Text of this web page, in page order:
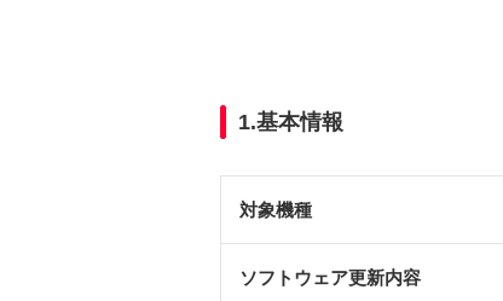
1.基本情報
対象機種
ソフトウェア更新内容